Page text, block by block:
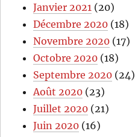
Janvier 2021 (20)
Décembre 2020 (18)
Novembre 2020 (17)
Octobre 2020 (18)
Septembre 2020 (24)
Août 2020 (23)
Juillet 2020 (21)
Juin 2020 (16)